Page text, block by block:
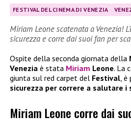
FESTIVAL DEL CINEMA DI VENEZIA
Miriam Leone scatenata a Venezia!
sicurezza e corre dai suoi fan per
Ospite della seconda giornata della
Venezia è stata Miriam Leone. La
giunta sul red carpet del Festival, è
sicurezza per correre a salutare i
Miriam Leone corre dai